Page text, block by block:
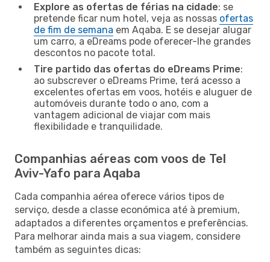
Explore as ofertas de férias na cidade: se
pretende ficar num hotel, veja as nossas ofertas
de fim de semana em Aqaba. E se desejar alugar
um carro, a eDreams pode oferecer-lhe grandes
descontos no pacote total.
Tire partido das ofertas do eDreams Prime:
ao subscrever o eDreams Prime, terá acesso a
excelentes ofertas em voos, hotéis e aluguer de
automóveis durante todo o ano, com a
vantagem adicional de viajar com mais
flexibilidade e tranquilidade.
Companhias aéreas com voos de Tel
Aviv-Yafo para Aqaba
Cada companhia aérea oferece vários tipos de
serviço, desde a classe económica até à premium,
adaptados a diferentes orçamentos e preferências.
Para melhorar ainda mais a sua viagem, considere
também as seguintes dicas: